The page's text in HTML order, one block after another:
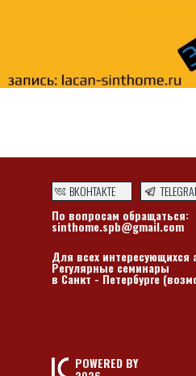
POWERED BY
По вопросам обращаться:
sinthome.spb@gmail.com
Для всех интересующихся
Регулярные семинары
в Санкт - Петербурге
ВКОНТАКТЕ